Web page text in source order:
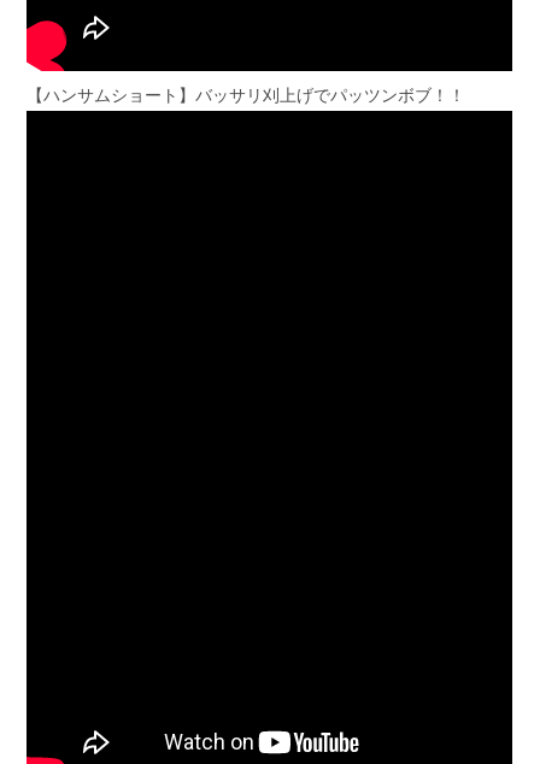
【ハンサムショート】バッサリ刈上げでパッツンボブ！！